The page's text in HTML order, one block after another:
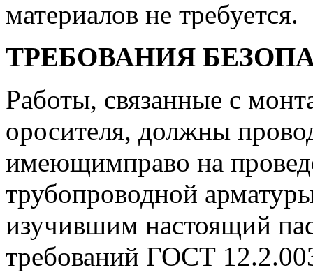
материалов не требуется.
ТРЕБОВАНИЯ
Работы, связанные с
оросителя, должны
имеющимправо на
трубопроводной
изучившим настоящий
требований ГОСТ